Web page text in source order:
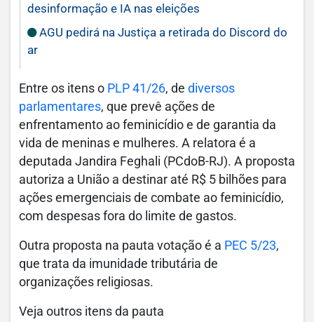
desinformação e IA nas eleições
AGU pedirá na Justiça a retirada do Discord do
ar
Entre os itens o PLP 41/26, de diversos
parlamentares, que prevê ações de
enfrentamento ao feminicídio e de garantia da
vida de meninas e mulheres. A relatora é a
deputada Jandira Feghali (PCdoB-RJ). A proposta
autoriza a União a destinar até R$ 5 bilhões para
ações emergenciais de combate ao feminicídio,
com despesas fora do limite de gastos.
Outra proposta na pauta votação é a PEC 5/23,
que trata da imunidade tributária de
organizações religiosas.
Veja outros itens da pauta